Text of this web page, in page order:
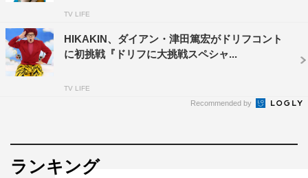
TV LIFE
HIKAKIN、ダイアン・津田篤宏がドリフコント
に初挑戦『ドリフに大挑戦スペシャ...
TV LIFE
Recommended by
ランキング